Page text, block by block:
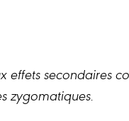
effets secondaires
zygomatiques.